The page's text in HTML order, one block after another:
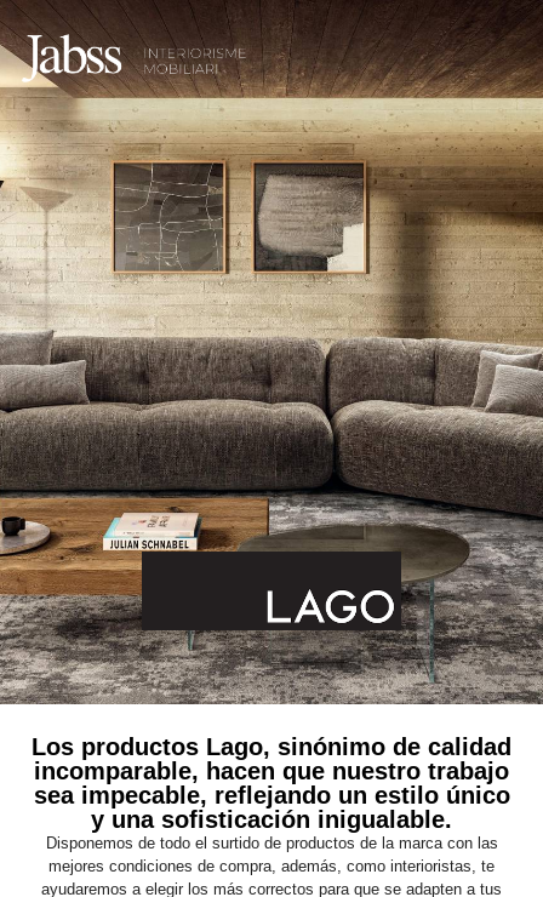
Los productos Lago, sinónimo de calidad
incomparable, hacen que nuestro trabajo
sea impecable, reflejando un estilo único
y una sofisticación inigualable.
Disponemos de todo el surtido de productos de la marca con las
mejores condiciones de compra, además, como interioristas, te
ayudaremos a elegir los más correctos para que se adapten a tus